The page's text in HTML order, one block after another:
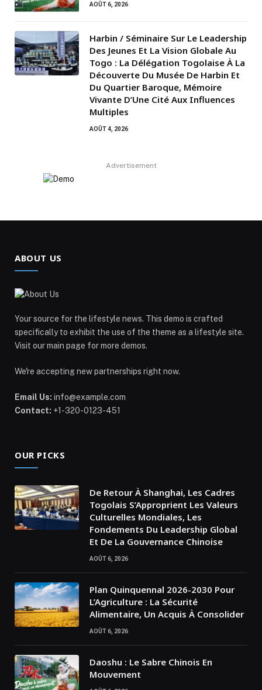
AOÛT 6, 2026
Harbin / Séminaire Sur Le Leadership
Des Jeunes Et La Vision Globale Au
Togo : La Délégation Togolaise À La
Découverte Du Musée De Harbin Et
Du Quartier Baroque, Mémoire
Vivante D’Une Cité Aux Influences
Multiples
AOÛT 4, 2026
Advertisement
ABOUT US
Your source for the lifestyle news. This demo is crafted
specifically to exhibit the use of the theme as a lifestyle site.
Visit our main page for more demos.
We're accepting new partnerships right now.
Email Us: info@example.com
Contact: +1-320-0123-451
OUR PICKS
De Retour À Shanghai, Les Cadres
Togolais S’Approprient Les Valeurs
Culturelles Mondiales, Les
Fondements Du Leadership Global
Et De La Gouvernance Chinoise
AOÛT 6, 2026
Plan Quinquennal 2026-2030 Pour
L’Agriculture : La Sécurité
Alimentaire, Un Acquis À Consolider
AOÛT 6, 2026
Daoshu : Le Sabre Chinois En
Mouvement